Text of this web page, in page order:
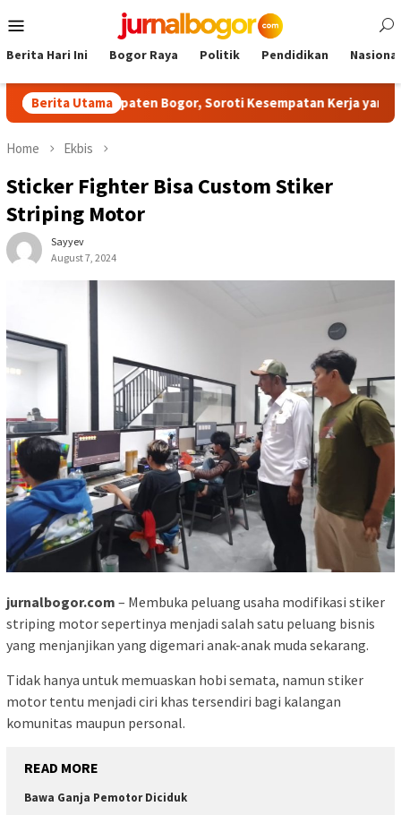
to
Menu
Berita Hari Ini Bogor Raya Politik Pendidikan Nasional
Berita Utama
Kabupaten Bogor, Soroti Kesempatan Kerja yang Setara
Home Ekbis
Sticker Fighter Bisa Custom Stiker
Striping Motor
Sayyev
August 7, 2024
jurnalbogor.com – Membuka peluang usaha modifikasi stiker
striping motor sepertinya menjadi salah satu peluang bisnis
yang menjanjikan yang digemari anak-anak muda sekarang.
Tidak hanya untuk memuaskan hobi semata, namun stiker
motor tentu menjadi ciri khas tersendiri bagi kalangan
komunitas maupun personal.
READ MORE
Bawa Ganja Pemotor Diciduk